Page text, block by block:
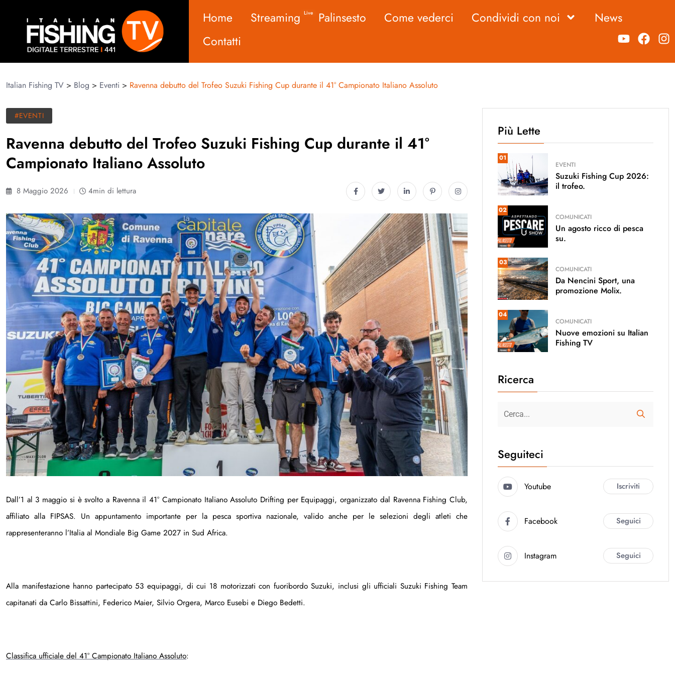
Home Streaming Live Palinsesto Come vederci Condividi con noi
News
Contatti
Italian Fishing TV > Blog > Eventi > Ravenna debutto del Trofeo Suzuki Fishing Cup durante il 41° Campionato Italiano Assoluto
#EVENTI
Ravenna debutto del Trofeo Suzuki Fishing Cup durante il 41°
Campionato Italiano Assoluto
8 Maggio 2026 4min di lettura
Dall’1 al 3 maggio si è svolto a Ravenna il 41° Campionato Italiano Assoluto Drifting per Equipaggi, organizzato dal Ravenna Fishing Club,
affiliato alla FIPSAS. Un appuntamento importante per la pesca sportiva nazionale, valido anche per le selezioni degli atleti che
rappresenteranno l’Italia al Mondiale Big Game 2027 in Sud Africa.
Alla manifestazione hanno partecipato 53 equipaggi, di cui 18 motorizzati con fuoribordo Suzuki, inclusi gli ufficiali Suzuki Fishing Team
capitanati da Carlo Bissattini, Federico Maier, Silvio Orgera, Marco Eusebi e Diego Bedetti.
Classifica ufficiale del 41° Campionato Italiano Assoluto:
Più Lette
01
EVENTI
Suzuki Fishing Cup 2026:
il trofeo.
02
COMUNICATI
Un agosto ricco di pesca
su.
03
COMUNICATI
Da Nencini Sport, una
promozione Molix.
04
COMUNICATI
Nuove emozioni su Italian
Fishing TV
Ricerca
Seguiteci
Youtube Iscriviti
Facebook Seguici
Instagram Seguici